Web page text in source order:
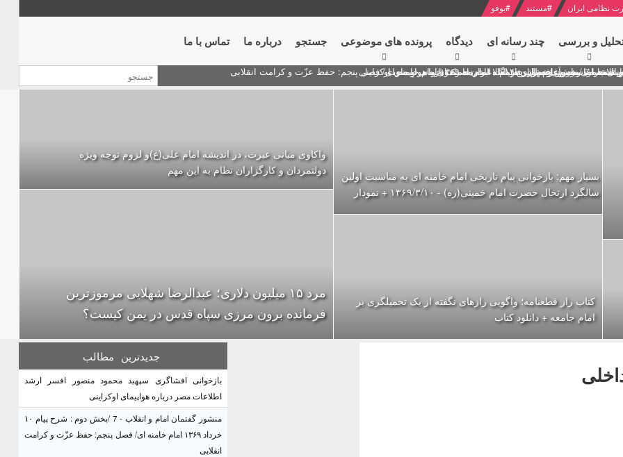
نظامی ایران #مستند #یوفو
و بررسی چند رسانه ای دیدگاه‌ پرونده های موضوعی جستجو درباره ما تماس با ما
پنجم: حفظ عزّت و کرامت انقلابی
محمود منصور افسر ارشد اطلاعات مصر درباره هواپیمای اوکراینی
انتخابات ریاست جمهوری از نگاه امام خامنه ای
در سخنرانی نوروزی خطاب به ملت ایران + نکته خوانی و صوت
به مناسبت آغاز سال ۱۴۰۰
بسیار مهم: بازخوانی پیام تاریخی امام خامنه ای به مناسبت اولین
سالگرد ارتحال حضرت امام خمینی(ره) - ۱۳۶۹/۳/۱۰ + نمودار
کتاب راز قطعنامه؛ واگویی رازهای نگفته از یک تحمیلگری بر
امام جامعه + دانلود کتاب
واکاوی مبانی عبرت، در اندیشه امام علی(ع)و لزوم توجه ویژه
دولتمردان و کارگزاران نظام به این مهم
مرد ۱۵ میلیون دلاری؛ عبدالرضا شهلایی مرموزترین
فرمانده برون مرزی سپاه قدس در یمن کیست؟
جدیدترین مطالب
بازخوانی افشاگری سپهبد محمود منصور افسر ارشد
اطلاعات مصر درباره هواپیمای اوکراینی
منشور گفتمان امام و انقلاب - 7 /بخش دوم : شرح پیام ۱۰
خرداد ۱۳۶۹ امام خامنه ای/ فصل پنجم: حفظ عزّت و کرامت
انقلابی